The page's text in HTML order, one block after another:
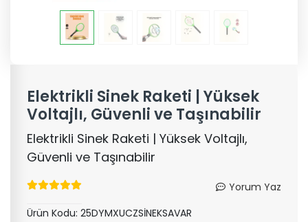
Elektrikli Sinek Raketi | Yüksek
Voltajlı, Güvenli ve Taşınabilir
Elektrikli Sinek Raketi | Yüksek Voltajlı,
Güvenli ve Taşınabilir
Yorum Yaz
Ürün Kodu: 25DYMXUCZSİNEKSAVAR